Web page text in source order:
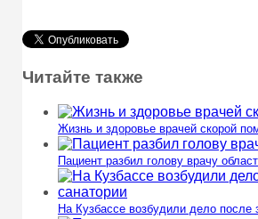
Читайте также
Жизнь и здоровье врачей скорой
Пациент разбил голову врачу
На Кузбассе возбудили дело после